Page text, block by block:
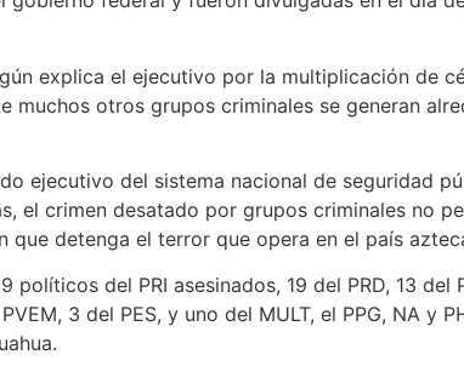
explica el ejecutivo por la multiplicación de
muchos otros grupos criminales se generan
ejecutivo del sistema nacional de seguridad
el crimen desatado por grupos criminales no
detenga el terror que opera en el país
del PRI asesinados, 19 del PRD, 13
3 del PES, y uno del MULT, el PPG, NA y